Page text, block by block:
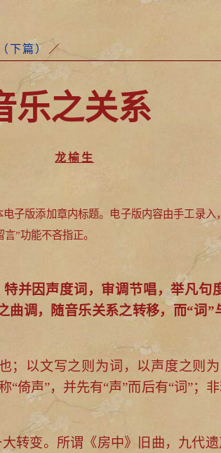
下篇） ／
之关系
龙榆生
子版添加章内标题。电子版内容由手工录
”功能不吝指正。
并因声度词，审调节唱，举凡句
曲调，随音乐关系之转移，而“词”
；以文写之则为词，以声度之则为
“倚声”，并先有“声”而后有“词”；
大转变。所谓《房中》旧曲，九代遗